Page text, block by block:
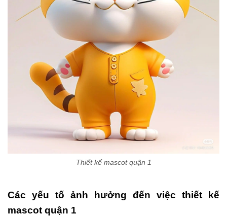
Thiết kế mascot quận 1
Các yếu tố ảnh hưởng đến việc thiết kế
mascot quận 1